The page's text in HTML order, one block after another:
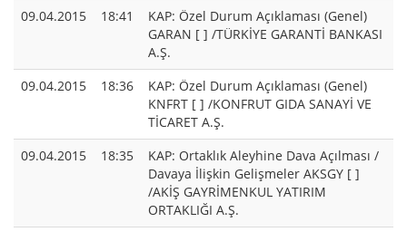
09.04.2015
18:41
KAP: Özel Durum Açıklaması (Genel)
GARAN [ ] /TÜRKİYE GARANTİ BANKASI
A.Ş.
09.04.2015
18:36
KAP: Özel Durum Açıklaması (Genel)
KNFRT [ ] /KONFRUT GIDA SANAYİ VE
TİCARET A.Ş.
09.04.2015
18:35
KAP: Ortaklık Aleyhine Dava Açılması /
Davaya İlişkin Gelişmeler AKSGY [ ]
/AKİŞ GAYRİMENKUL YATIRIM
ORTAKLIĞI A.Ş.